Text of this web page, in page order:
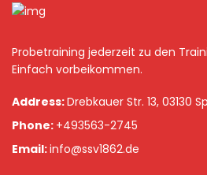
Probetraining jederzeit zu den
Einfach vorbeikommen.
Address:Drebkauer Str. 13, 03130
Phone: +493563-2745
Email:info@ssv1862.de